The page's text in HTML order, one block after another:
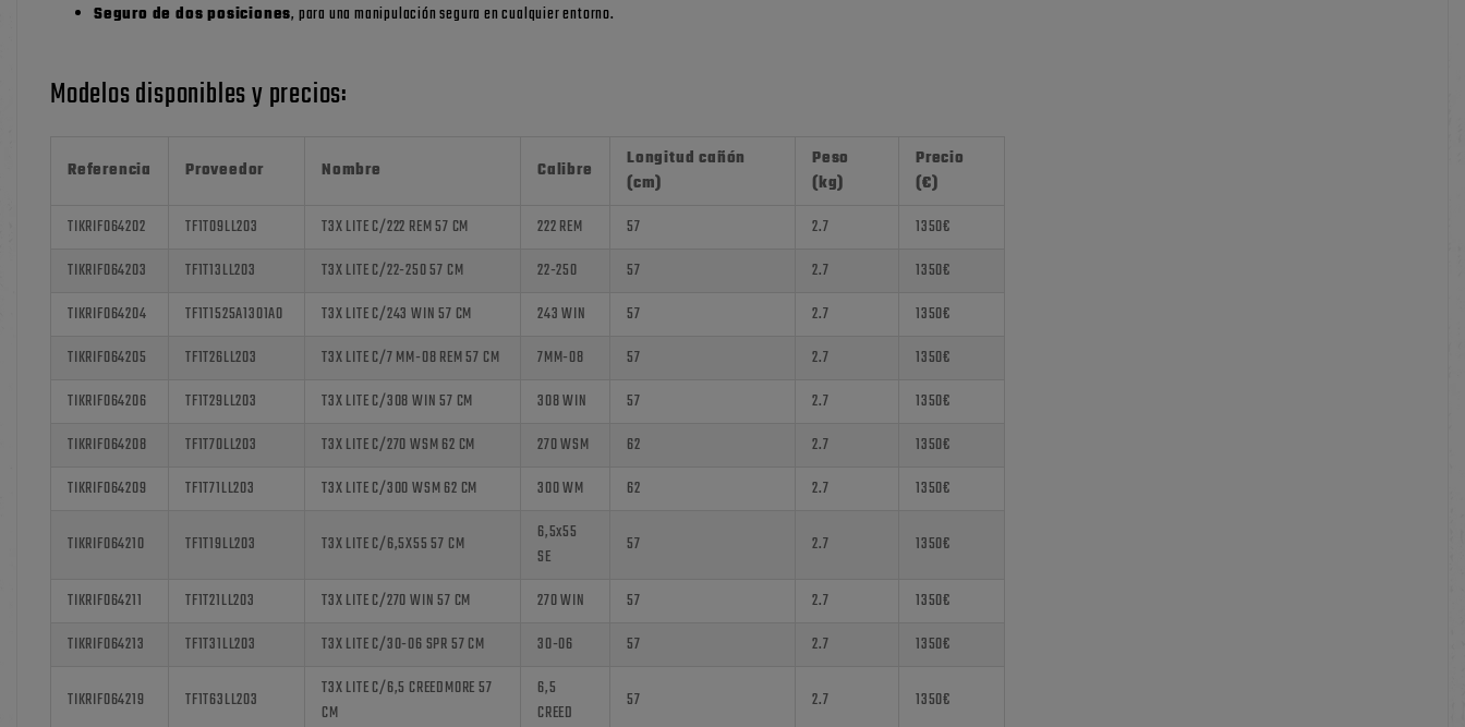
Seguro de dos posiciones, para una manipulación segura en cualquier entorno.
Modelos disponibles y precios:
Referencia Proveedor Nombre Calibre
Longitud cañón
(cm)
Peso
(kg)
Precio
(€)
TIKRIF064202
TF1T09LL203 T3X LITE C/222 REM 57 CM 222 REM 57 2.7
1350€
TIKRIF064203
TF1T13LL203 T3X LITE C/22-250 57 CM 22-250 57 2.7
1350€
TIKRIF064204
TF1T1525A1301A0 T3X LITE C/243 WIN 57 CM 243 WIN 57 2.7
1350€
TIKRIF064205
TF1T26LL203 T3X LITE C/7 MM-08 REM 57 CM 7MM-08 57 2.7
1350€
TIKRIF064206
TF1T29LL203 T3X LITE C/308 WIN 57 CM 308 WIN 57 2.7
1350€
TIKRIF064208
TF1T70LL203 T3X LITE C/270 WSM 62 CM 270 WSM 62 2.7
1350€
TIKRIF064209
TF1T71LL203 T3X LITE C/300 WSM 62 CM 300 WM 62 2.7 1350€
TIKRIF064210 TF1T19LL203 T3X LITE C/6,5X55 57 CM
6,5x55
SE
57 2.7 1350€
TIKRIF064211 TF1T21LL203 T3X LITE C/270 WIN 57 CM 270 WIN 57 2.7
1350€
TIKRIF064213
TF1T31LL203 T3X LITE C/30-06 SPR 57 CM 30-06 57 2.7 1350€
TIKRIF064219 TF1T63LL203
T3X LITE C/6,5 CREEDMORE 57
CM
6,5
CREED
57 2.7 1350€